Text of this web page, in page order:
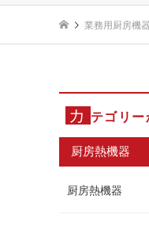
業務用厨房機器
カ テゴリ
厨房熱機器
厨房熱機器